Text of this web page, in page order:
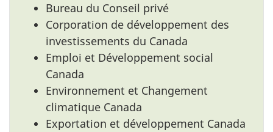
Bureau du Conseil privé
Corporation de développement des
investissements du Canada
Emploi et Développement social
Canada
Environnement et Changement
climatique Canada
Exportation et développement Canada